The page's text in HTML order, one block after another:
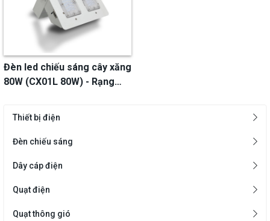
Thiết bị điện
Đèn chiếu sáng
Dây cáp điện
Quạt điện
Quạt thông gió
Đèn led chiếu sáng cây xăng
80W (CX01L 80W) - Rạng